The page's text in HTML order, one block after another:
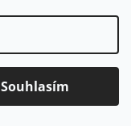
Souhlasím
3236 x 2477 mm
15,1 m3